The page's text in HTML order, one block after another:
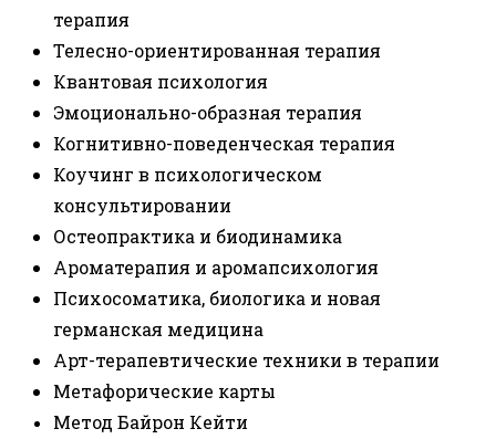
терапия
Телесно-ориентированная терапия
Квантовая психология
Эмоционально-образная терапия
Когнитивно-поведенческая терапия
Коучинг в психологическом
консультировании
Остеопрактика и биодинамика
Ароматерапия и аромапсихология
Психосоматика, биологика и новая
германская медицина
Арт-терапевтические техники в терапии
Метафорические карты
Метод Байрон Кейти